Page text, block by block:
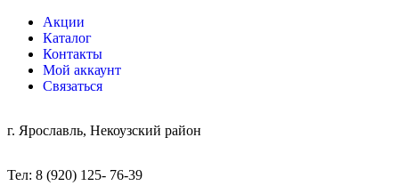
Акции
Каталог
Контакты
Мой аккаунт
Связаться
г. Ярославль, Некоузский район
Тел: 8 (920) 125- 76-39